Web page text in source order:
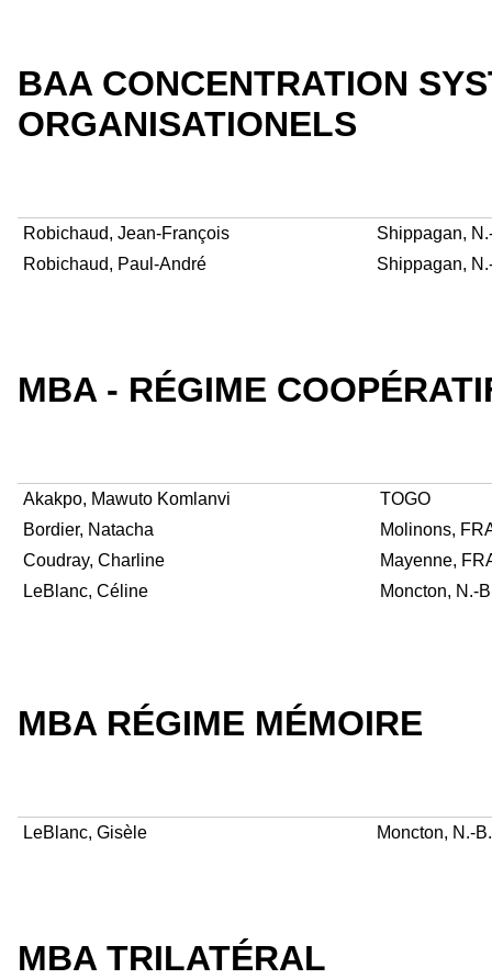
BAA CONCENTRATION
ORGANISATIONELS
Robichaud, Jean-François
Shippagan,
Robichaud, Paul-André
Shippagan,
MBA - RÉGIME
Akakpo, Mawuto Komlanvi
TOGO
Bordier, Natacha
Molinons,
Coudray, Charline
Mayenne,
LeBlanc, Céline
Moncton, N.-
MBA RÉGIME MÉMOIRE
LeBlanc, Gisèle Moncton, N.-B.
MBA TRILATÉRAL